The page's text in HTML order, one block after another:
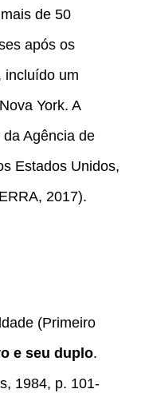
de 50
após os
incluído um
York. A
Agência de
Estados Unidos,
2017).
(Primeiro
e seu duplo.
1984, p. 101-